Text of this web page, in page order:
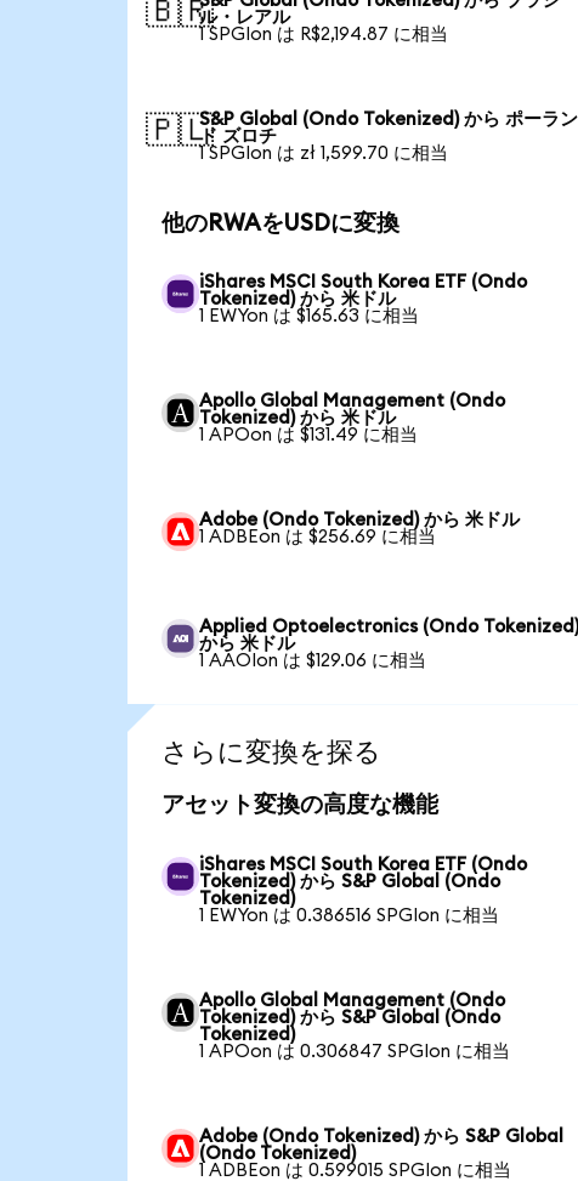
🇧🇷ル・レアル
1 SPGIon は R$2,194.87 に相当
🇵🇱S&P Global (Ondo Tokenized) から ポーラン
ド ズロチ
1 SPGIon は zł 1,599.70 に相当
他のRWAをUSDに変換
iShares MSCI South Korea ETF (Ondo
Tokenized) から 米ドル
1 EWYon は $165.63 に相当
Apollo Global Management (Ondo
Tokenized) から 米ドル
1 APOon は $131.49 に相当
Adobe (Ondo Tokenized) から 米ドル
1 ADBEon は $256.69 に相当
Applied Optoelectronics (Ondo
から 米ドル
1 AAOIon は $129.06 に相当
さらに変換を探る
アセット変換の高度な機能
iShares MSCI South Korea ETF (Ondo
Tokenized) から S&P Global (Ondo
Tokenized)
1 EWYon は 0.386516 SPGIon に相当
Apollo Global Management (Ondo
Tokenized) から S&P Global (Ondo
Tokenized)
1 APOon は 0.306847 SPGIon に相当
Adobe (Ondo Tokenized) から S&P Global
(Ondo Tokenized)
1 ADBEon は 0.599015 SPGIon に相当